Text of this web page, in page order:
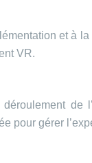
et à
VR.
pour gérer